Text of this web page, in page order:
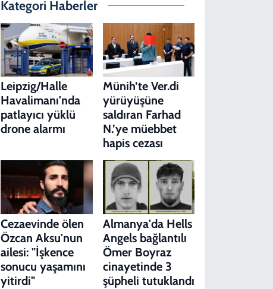
Kategori Haberler
Leipzig/Halle
Havalimanı'nda
patlayıcı yüklü
drone alarmı
Münih’te Ver.di
yürüyüşüne
saldıran Farhad
N.’ye müebbet
hapis cezası
Cezaevinde ölen
Özcan Aksu'nun
ailesi: "İşkence
sonucu yaşamını
yitirdi"
Almanya'da Hells
Angels bağlantılı
Ömer Boyraz
cinayetinde 3
şüpheli tutuklandı